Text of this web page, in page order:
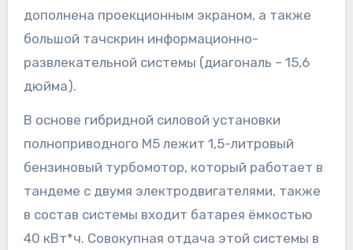
дополнена проекционным экраном, а также
большой тачскрин информационно-
развлекательной системы (диагональ – 15,6
дюйма).
В основе гибридной силовой установки
полноприводного M5 лежит 1,5-литровый
бензиновый турбомотор, который работает в
тандеме с двумя электродвигателями, также
в состав системы входит батарея ёмкостью
40 кВт*ч. Совокупная отдача этой системы в